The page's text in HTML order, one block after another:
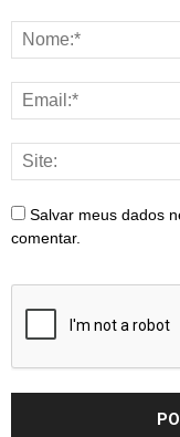
Salvar meus dados
comentar.